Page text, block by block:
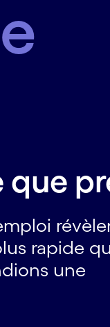
que
rapide
une